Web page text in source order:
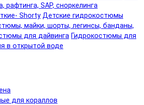
рафтинга, SAP, сноркелинга
Shorty Детские гидрокостюмы
майки, шорты, легинсы, банданы,
для дайвинга Гидрокостюмы для
в открытой воде
для кораллов